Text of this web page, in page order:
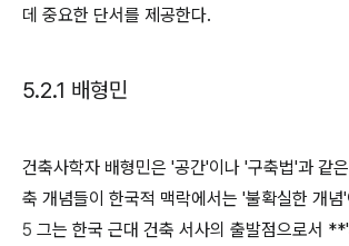
데 중요한 단서를 제공한다.
5.2.1 배형민
건축사학자 배형민은 '공간'이나 '구축법'과 같
축 개념들이 한국적 맥락에서는 '불확실한 개념
5 그는 한국 근대 건축 서사의 출발점으로서